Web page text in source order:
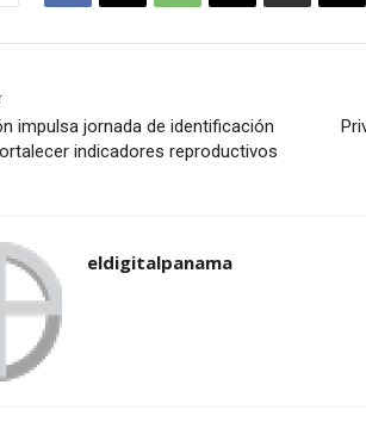
impulsa jornada de identificación
indicadores reproductivos
eldigitalpanama